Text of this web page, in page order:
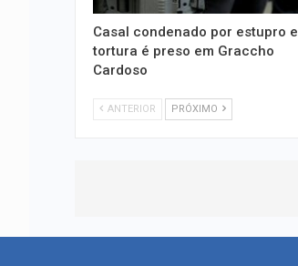
Casal condenado por estupro e
tortura é preso em Graccho
Cardoso
ANTERIOR PRÓXIMO